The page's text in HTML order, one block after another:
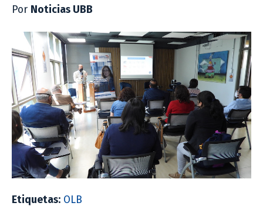
Por Noticias UBB
Etiquetas: OLB